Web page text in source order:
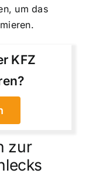
um das
KFZ
zur